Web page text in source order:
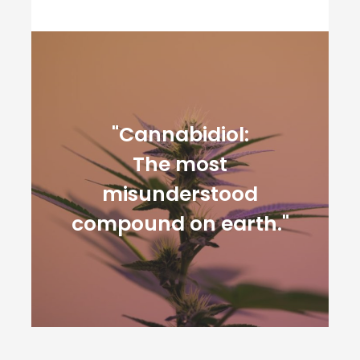
"Cannabidiol:
The most
misunderstood
compound on earth."